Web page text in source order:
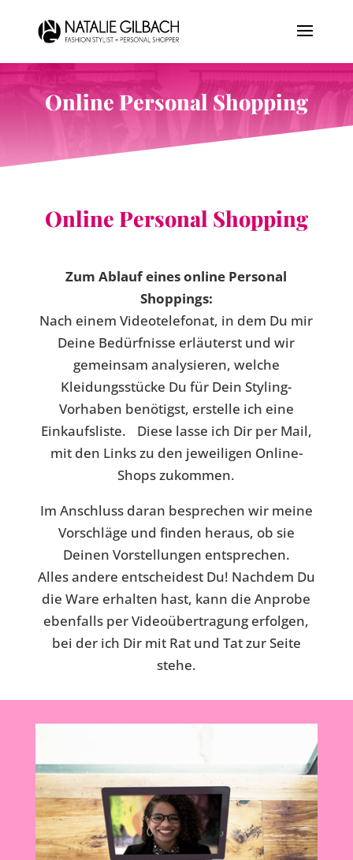
Online Personal Shopping
Online Personal Shopping
Zum Ablauf eines online Personal
Shoppings:
Nach einem Videotelefonat, in dem Du mir
Deine Bedürfnisse erläuterst und wir
gemeinsam analysieren, welche
Kleidungsstücke Du für Dein Styling-
Vorhaben benötigst, erstelle ich eine
Einkaufsliste. Diese lasse ich Dir per Mail,
mit den Links zu den jeweiligen Online-
Shops zukommen.
Im Anschluss daran besprechen wir meine
Vorschläge und finden heraus, ob sie
Deinen Vorstellungen entsprechen.
Alles andere entscheidest Du! Nachdem Du
die Ware erhalten hast, kann die Anprobe
ebenfalls per Videoübertragung erfolgen,
bei der ich Dir mit Rat und Tat zur Seite
stehe.